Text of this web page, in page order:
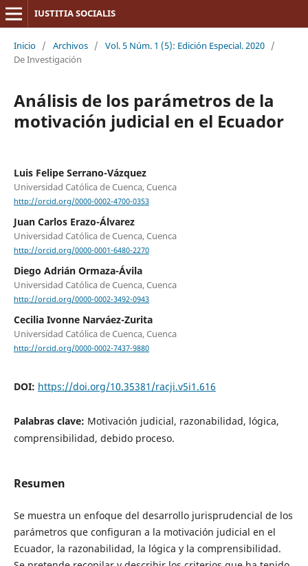
IUSTITIA SOCIALIS
Inicio / Archivos / Vol. 5 Núm. 1 (5): Edición Especial. 2020 /
De Investigación
Análisis de los parámetros de la
motivación judicial en el Ecuador
Luis Felipe Serrano-Vázquez
Universidad Católica de Cuenca, Cuenca
http://orcid.org/0000-0002-4700-0353
Juan Carlos Erazo-Álvarez
Universidad Católica de Cuenca, Cuenca
http://orcid.org/0000-0001-6480-2270
Diego Adrián Ormaza-Ávila
Universidad Católica de Cuenca, Cuenca
http://orcid.org/0000-0002-3492-0943
Cecilia Ivonne Narváez-Zurita
Universidad Católica de Cuenca, Cuenca
http://orcid.org/0000-0002-7437-9880
DOI: https://doi.org/10.35381/racji.v5i1.616
Palabras clave: Motivación judicial, razonabilidad, lógica,
comprensibilidad, debido proceso.
Resumen
Se muestra un enfoque del desarrollo jurisprudencial de los
parámetros que configuran a la motivación judicial en el
Ecuador, la razonabilidad, la lógica y la comprensibilidad.